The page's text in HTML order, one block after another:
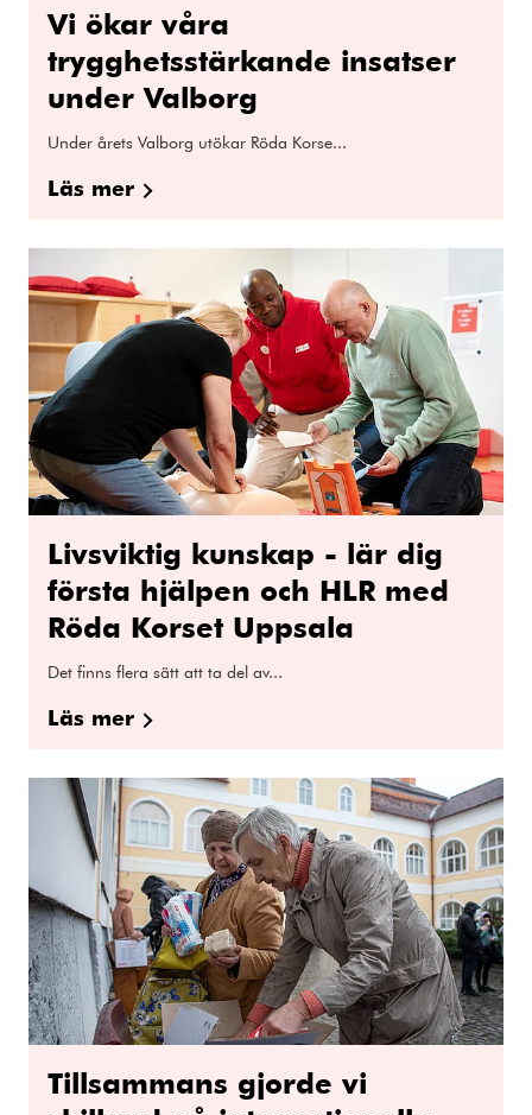
Vi ökar våra
trygghetsstärkande insatser
under Valborg
Under årets Valborg utökar Röda Korse...
Läs mer
Livsviktig kunskap - lär dig
första hjälpen och HLR med
Röda Korset Uppsala
Det finns flera sätt att ta del av...
Läs mer
Tillsammans gjorde vi